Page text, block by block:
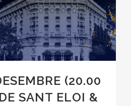
(20.00
SANT ELOI &